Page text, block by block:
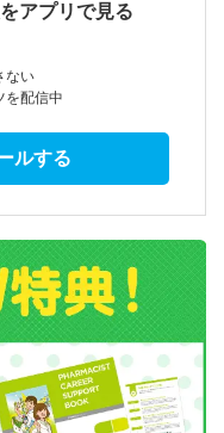
アプリで見る
ない
を配信中
ルする